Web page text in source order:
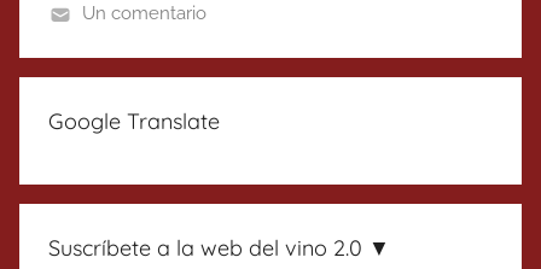
Un comentario
Google Translate
Suscríbete a la web del vino 2.0 ▼